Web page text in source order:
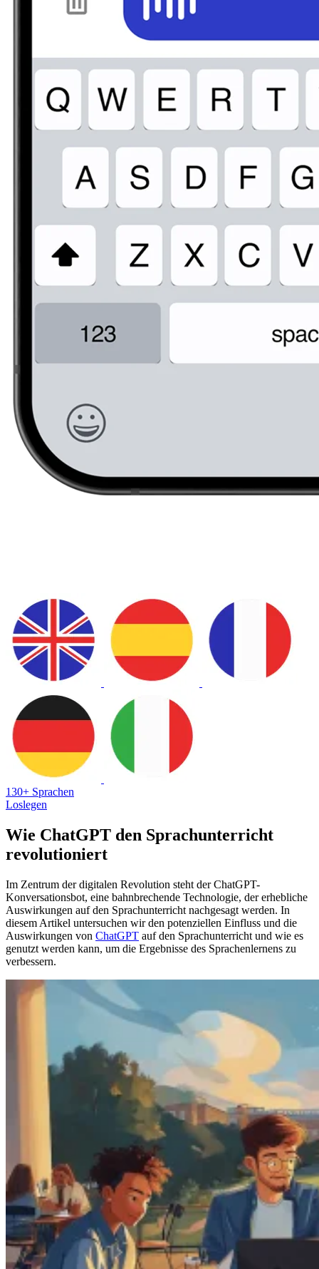
130+ Sprachen
Loslegen
Wie ChatGPT den Sprachunterricht
revolutioniert
Im Zentrum der digitalen Revolution steht der ChatGPT-
Konversationsbot, eine bahnbrechende Technologie, der erhebliche
Auswirkungen auf den Sprachunterricht nachgesagt werden. In
diesem Artikel untersuchen wir den potenziellen Einfluss und die
Auswirkungen von ChatGPT auf den Sprachunterricht und wie es
genutzt werden kann, um die Ergebnisse des Sprachenlernens zu
verbessern.